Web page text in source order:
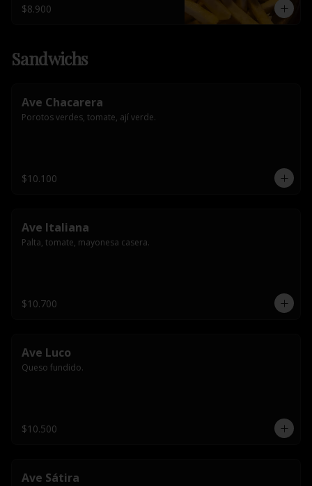
$8.900
Sandwichs
Ave Chacarera
Porotos verdes, tomate, ají verde.
$10.100
Ave Italiana
Palta, tomate, mayonesa casera.
$10.700
Ave Luco
Queso fundido.
$10.500
Ave Sátira